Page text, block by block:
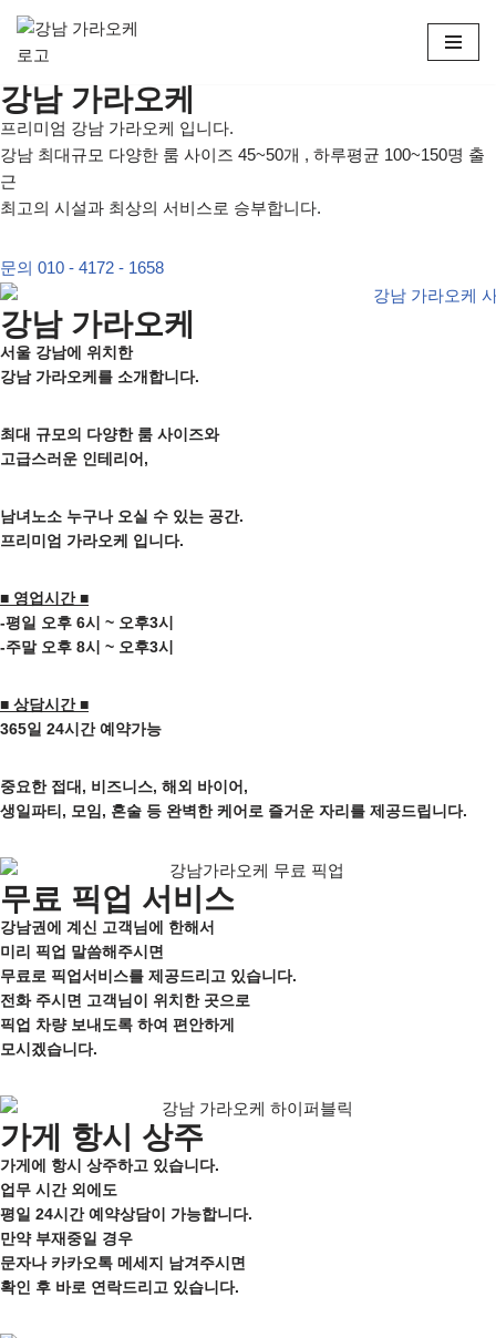
콘
텐
츠
로
건
뛰
강남 가라오케
프리미엄 강남 가라오케 입니다.
강남 최대규모 다양한 룸 사이즈 45~50개 , 하루평균 100~150명 출
근
최고의 시설과 최상의 서비스로 승부합니다.
문의 010 - 4172 - 1658
강남 가라오케
서울 강남에 위치한
강남 가라오케를 소개합니다.
최대 규모의 다양한 룸 사이즈와
고급스러운 인테리어,
남녀노소 누구나 오실 수 있는 공간.
프리미엄 가라오케 입니다.
■ 영업시간 ■
-평일 오후 6시 ~ 오후3시
-주말 오후 8시 ~ 오후3시
■ 상담시간 ■
365일 24시간 예약가능
중요한 접대, 비즈니스, 해외 바이어,
생일파티, 모임, 혼술 등 완벽한 케어로 즐거운 자리를 제공드립니다.
무료 픽업 서비스
강남권에 계신 고객님에 한해서
미리 픽업 말씀해주시면
무료로 픽업서비스를 제공드리고 있습니다.
전화 주시면 고객님이 위치한 곳으로
픽업 차량 보내도록 하여 편안하게
모시겠습니다.
가게 항시 상주
가게에 항시 상주하고 있습니다.
업무 시간 외에도
평일 24시간 예약상담이 가능합니다.
만약 부재중일 경우
문자나 카카오톡 메세지 남겨주시면
확인 후 바로 연락드리고 있습니다.